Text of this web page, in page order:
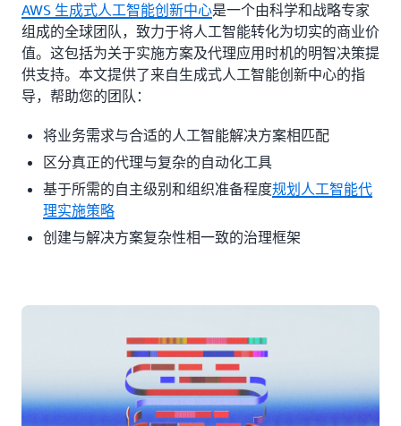
AWS 生成式人工智能创新中心是一个由科学和战略专家
组成的全球团队，致力于将人工智能转化为切实的商业价
值。这包括为关于实施方案及代理应用时机的明智决策提
供支持。本文提供了来自生成式人工智能创新中心的指
导，帮助您的团队：
将业务需求与合适的人工智能解决方案相匹配
区分真正的代理与复杂的自动化工具
基于所需的自主级别和组织准备程度规划人工智能代
理实施策略
创建与解决方案复杂性相一致的治理框架